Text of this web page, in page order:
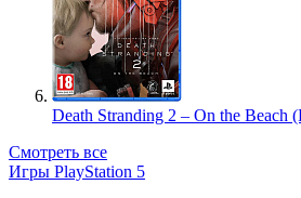
Death Stranding 2 – On the Beach
Смотреть все
Игры PlayStation 5